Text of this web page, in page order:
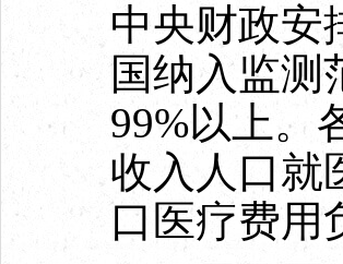
中央财政安
国纳入监测
99%以上。
收入人口就
口医疗费用